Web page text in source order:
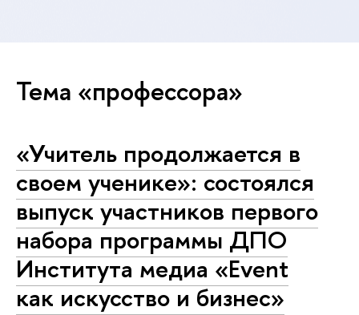
Тема «профессора»
«Учитель продолжается в
своем ученике»: состоялся
выпуск участников первого
набора программы ДПО
Института медиа «Event
как искусство и бизнес»